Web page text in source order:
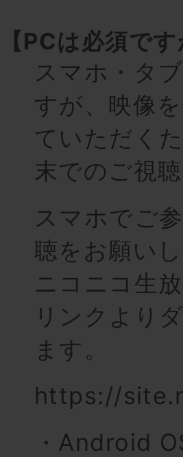
【PCは必須です
スマホ・タ
すが、映像
ていただく
末でのご視
スマホでご
聴をお願い
ニコニコ生
リンクより
ます。
https://
・Android